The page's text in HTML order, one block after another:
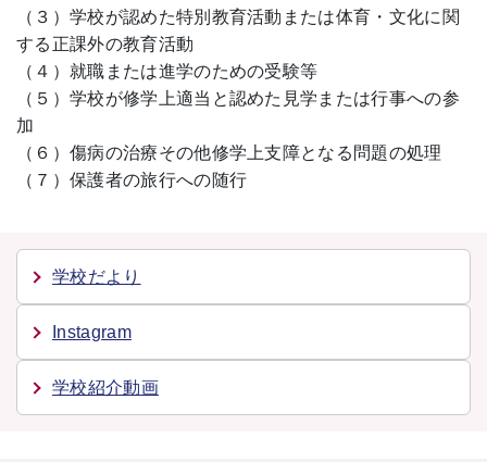
（３）学校が認めた特別教育活動または体育・文化に関
する正課外の教育活動
（４）就職または進学のための受験等
（５）学校が修学上適当と認めた見学または行事への参
加
（６）傷病の治療その他修学上支障となる問題の処理
（７）保護者の旅行への随行
学校だより
Instagram
学校紹介動画